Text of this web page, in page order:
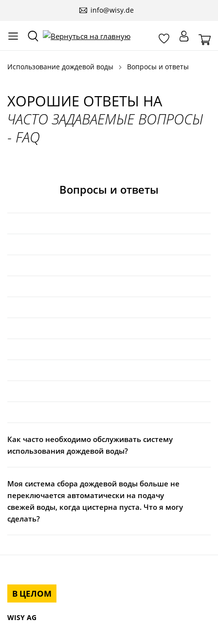
info@wisy.de
Использование дождевой воды Вопросы и ответы
ХОРОШИЕ ОТВЕТЫ НА
ЧАСТО ЗАДАВАЕМЫЕ ВОПРОСЫ
- FAQ
Вопросы и ответы
Как часто необходимо обслуживать систему
использования дождевой воды?
Моя система сбора дождевой воды больше не
переключается автоматически на подачу
свежей воды, когда цистерна пуста. Что я могу
сделать?
В ЦЕЛОМ
WISY AG